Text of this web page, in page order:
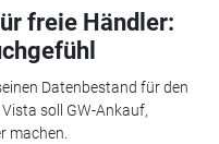
freie Händler:
Datenbestand für den
soll GW-Ankauf,
machen.